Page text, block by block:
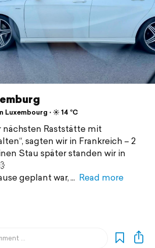
Luxembourg ⋅ ☀️ 14 °C
nächsten Raststätte mit
sagten wir in Frankreich – 2
Stau später standen wir in
geplant war,
Read more